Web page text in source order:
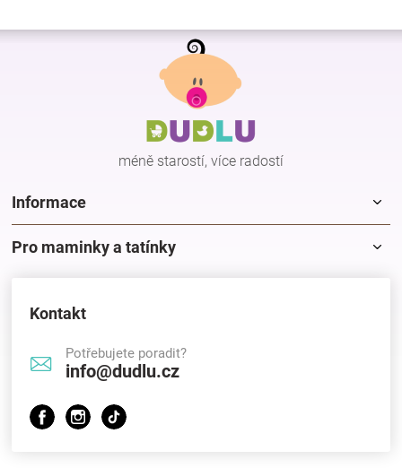
Z
méně starostí, více radostí
Informace
Pro maminky a tatínky
Kontakt
Potřebujete poradit?
info@dudlu.cz